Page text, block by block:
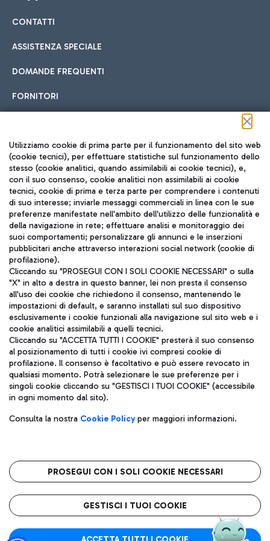
Cucina Internazionale
Fast Food
Pizza
Gelateria
Wine Bar & Sparkling
Hotel in aeroporto
Scegli l'alloggio più adatto e approfitta della vicinanza
all'aeroporto.
Car sharing
Con il Car Sharing è ancora più facile spostarsi
Treno
Raggiungi velocemente l'aeroporto di Fiumicino da Roma
tramite i servizi ferroviari Trenitalia.
Autobus
Scopri le linee di autobus per raggiungere l'aeroporto
Leonardo Da Vinci.
Raggiungi l’aeroporto senza pensieri con il servizio di taxi a
Ristoranti
Scopri la nostra offerta per una pausa gustosa in aeroporto
Mappa Aeroporto Fiumicino
CONTATTI
ASSISTENZA SPECIALE
DOMANDE FREQUENTI
FORNITORI
Seguici sui social
TRAVEL JOURNAL
ITA
Aeroporti di Roma S.p.A. - Società soggetta a direzione e
coordinamento di Mundys S.p.A.
Codice fiscale e Registro delle Imprese di Roma 13032990155 P.
IVA 06572251004
Capitale sociale 62.224.743,00 int. vers.
Sede legale: Via Pier Paolo Racchetti 1 - 00054 Fiumicino (RM)
telefono +39 06 65951
Privacy policy
Note legali
Roma FCO
L'aeroporto stellato
Utilizziamo cookie di prima parte per il funzionamento del sito web
(cookie tecnici), per effettuare statistiche sul funzionamento dello
stesso (cookie analitici, quando assimilabili ai cookie tecnici), e,
con il suo consenso, cookie analitici non assimilabili ai cookie
tecnici, cookie di prima e terza parte per comprendere i contenuti
di suo interesse; inviarle messaggi commerciali in linea con le sue
preferenze manifestate nell'ambito dell'utilizzo delle funzionalità e
della navigazione in rete; effettuare analisi e monitoraggio dei
suoi comportamenti; personalizzare gli annunci e le inserzioni
pubblicitari anche attraverso interazioni social network (cookie di
profilazione).
Cliccando su "PROSEGUI CON I SOLI COOKIE NECESSARI" o sulla
"X" in alto a destra in questo banner, lei non presta il consenso
all'uso dei cookie che richiedono il consenso, mantenendo le
impostazioni di default, e saranno installati sul suo dispositivo
esclusivamente i cookie funzionali alla navigazione sul sito web e i
cookie analitici assimilabili a quelli tecnici.
Cliccando su "ACCETTA TUTTI I COOKIE" presterà il suo consenso
al posizionamento di tutti i cookie ivi compresi cookie di
profilazione. Il consenso è facoltativo e può essere revocato in
qualsiasi momento. Potrà selezionare le sue preferenze per i
singoli cookie cliccando su "GESTISCI I TUOI COOKIE" (accessibile
in ogni momento dal sito).
Consulta la nostra Cookie Policyper maggiori informazioni.
PROSEGUI CON I SOLI COOKIE NECESSARI
GESTISCI I TUOI COOKIE